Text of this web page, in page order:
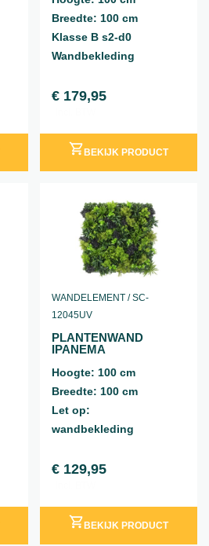
Breedte: 100 cm
Klasse B s2-d0
Wandbekleding
€179,95
BEKIJK PRODUCT
WANDELEMENT / SC-
12045UV
PLANTENWAND
IPANEMA
Hoogte: 100 cm
Breedte: 100 cm
Let op:
wandbekleding
€129,95
BEKIJK PRODUCT